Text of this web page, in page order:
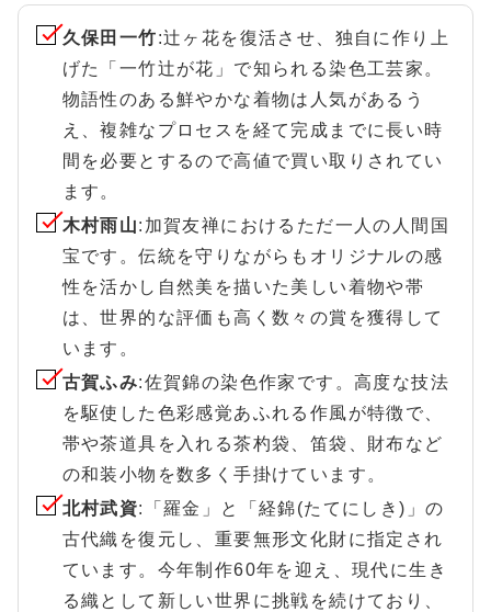
久保田一竹:辻ヶ花を復活させ、独自に作り上
げた「一竹辻が花」で知られる染色工芸家。
物語性のある鮮やかな着物は人気があるう
え、複雑なプロセスを経て完成までに長い時
間を必要とするので高値で買い取りされてい
ます。
木村雨山:加賀友禅におけるただ一人の人間国
宝です。伝統を守りながらもオリジナルの感
性を活かし自然美を描いた美しい着物や帯
は、世界的な評価も高く数々の賞を獲得して
います。
古賀ふみ:佐賀錦の染色作家です。高度な技法
を駆使した色彩感覚あふれる作風が特徴で、
帯や茶道具を入れる茶杓袋、笛袋、財布など
の和装小物を数多く手掛けています。
北村武資:「羅金」と「経錦(たてにしき)」の
古代織を復元し、重要無形文化財に指定され
ています。今年制作60年を迎え、現代に生き
る織として新しい世界に挑戦を続けており、